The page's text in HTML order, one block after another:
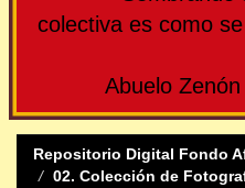
colectiva es como
Abuelo
Repositorio Digital Fondo
02. Colección de